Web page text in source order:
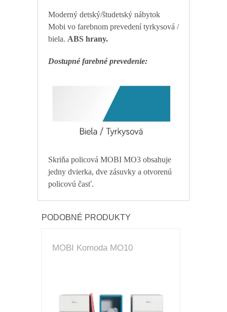
Moderný detský/študetský nábytok
Mobi vo farebnom prevedení tyrkysová /
biela. ABS hrany.
Dostupné farebné prevedenie:
Skriňa policová MOBI MO3 obsahuje
jedny dvierka, dve zásuvky a otvorenú
policovú časť.
PODOBNÉ PRODUKTY
MOBI Komoda MO10